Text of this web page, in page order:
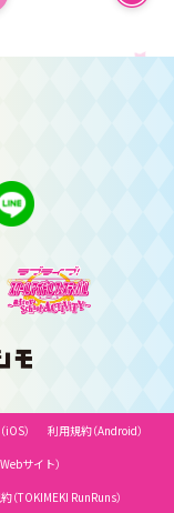
）
利用規約（Android）
サイト）
（TOKIMEKI RunRuns）